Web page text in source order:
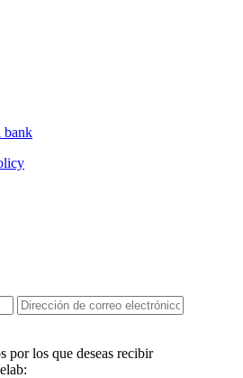
por los que deseas recibir